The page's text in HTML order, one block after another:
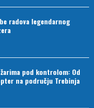
radova legendarnog
pod kontrolom: Od
na području Trebinja